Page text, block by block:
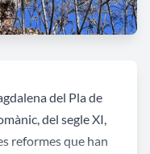
del Pla de
del segle XI,
reformes que han